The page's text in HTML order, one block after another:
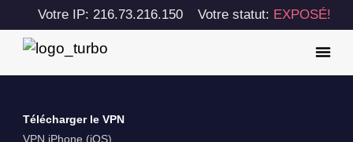
Votre IP: 216.73.216.150 Votre statut: EXPOSÉ!
Télécharger le VPN
VPN iPhone (iOS)